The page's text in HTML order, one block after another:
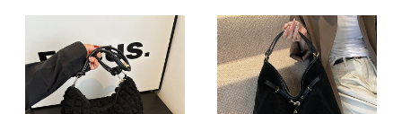
ひざ丈ワンピ Aライン バルーン
袖 ロングワンピース カジュアル
ワンピ ブラック 体型カバー 大
人 カジュアル 10代 20代 30代
40代 K-O0010